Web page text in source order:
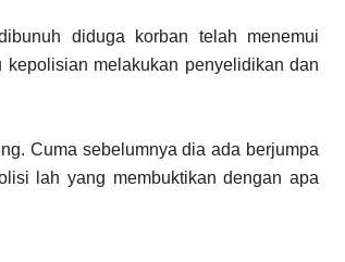
diduga korban telah menemui
melakukan penyelidikan dan
Cuma sebelumnya dia ada berjumpa
lah yang membuktikan dengan apa